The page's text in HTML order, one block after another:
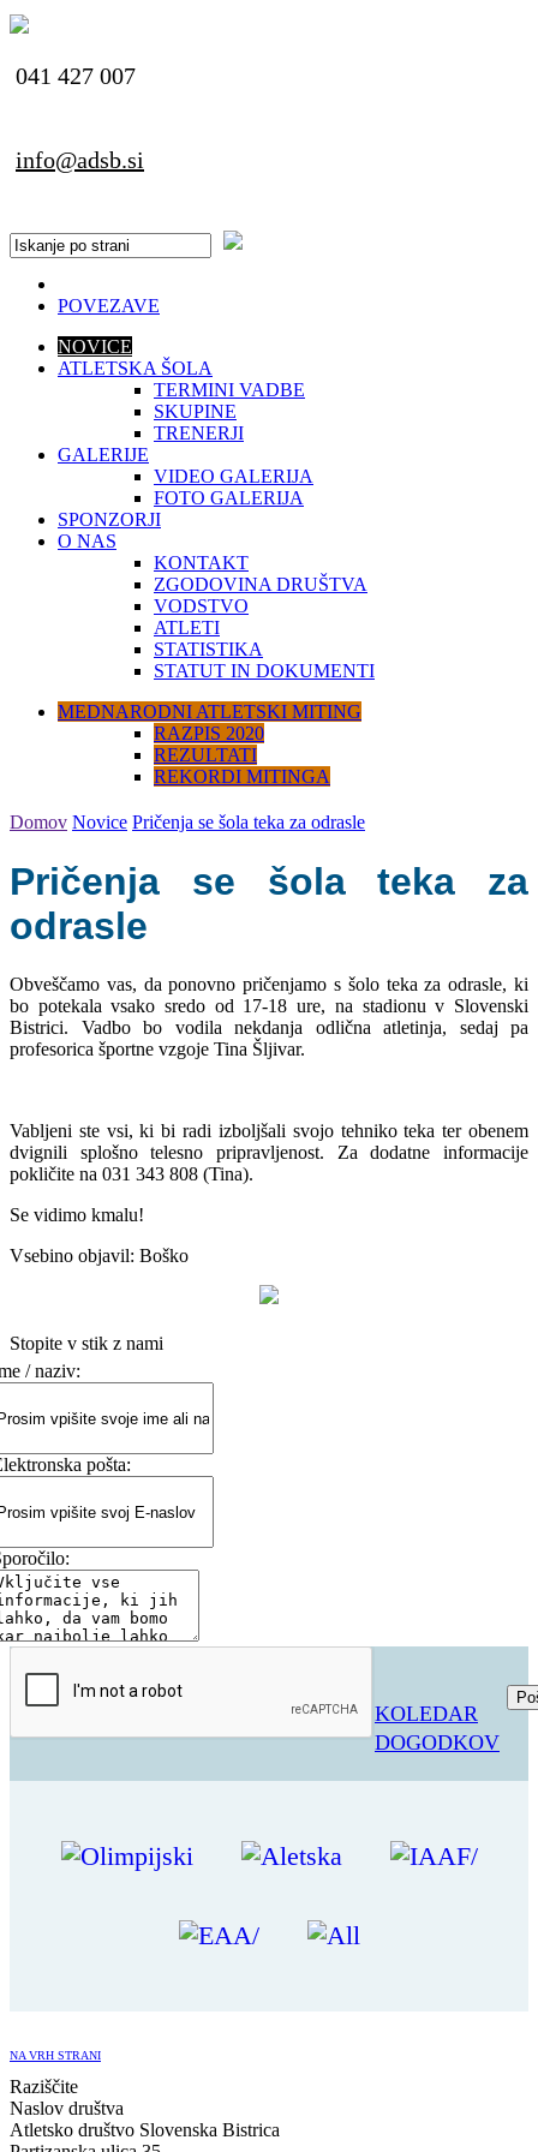
041 427 007
info@adsb.si
POVEZAVE
NOVICE
ATLETSKA ŠOLA
TERMINI VADBE
SKUPINE
TRENERJI
GALERIJE
VIDEO GALERIJA
FOTO GALERIJA
SPONZORJI
O NAS
KONTAKT
ZGODOVINA DRUŠTVA
VODSTVO
ATLETI
STATISTIKA
STATUT IN DOKUMENTI
MEDNARODNI ATLETSKI MITING
RAZPIS 2020
REZULTATI
REKORDI MITINGA
Domov Novice Pričenja se šola teka za odrasle
Pričenja se šola teka za
odrasle
Obveščamo vas, da ponovno pričenjamo s šolo teka za odrasle, ki
bo potekala vsako sredo od 17-18 ure, na stadionu v Slovenski
Bistrici. Vadbo bo vodila nekdanja odlična atletinja, sedaj pa
profesorica športne vzgoje Tina Šljivar.
Vabljeni ste vsi, ki bi radi izboljšali svojo tehniko teka ter obenem
dvignili splošno telesno pripravljenost. Za dodatne informacije
pokličite na 031 343 808 (Tina).
Se vidimo kmalu!
Vsebino objavil: Boško
Stopite v stik z nami
/ naziv:
pošta:
KOLEDAR
DOGODKOV
NA VRH STRANI
Raziščite
Naslov društva
Atletsko društvo Slovenska Bistrica